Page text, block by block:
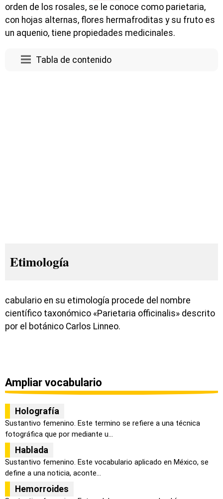
orden de los rosales, se le conoce como parietaria,
con hojas alternas, flores hermafroditas y su fruto es
un aquenio, tiene propiedades medicinales.
Tabla de contenido
Etimología
cabulario en su etimología procede del nombre
científico taxonómico «Parietaria officinalis» descrito
por el botánico Carlos Linneo.
Ampliar vocabulario
Holografía
Sustantivo femenino. Este termino se refiere a una técnica
fotográfica que por mediante u...
Hablada
Sustantivo femenino. Este vocabulario aplicado en México, se
define a una noticia, aconte...
Hemorroides